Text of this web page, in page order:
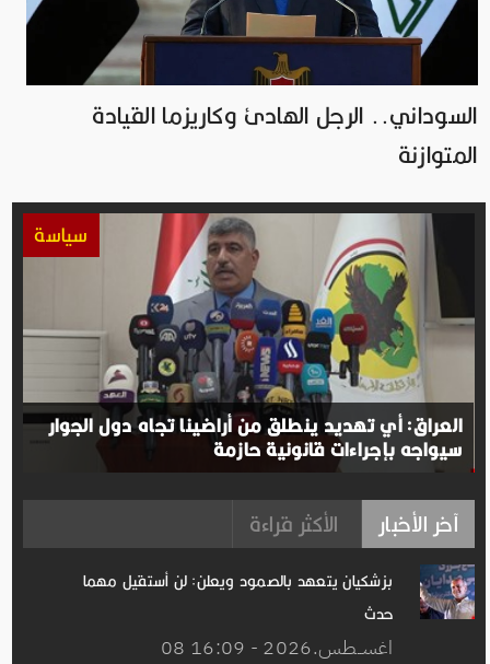
السوداني.. الرجل الهادئ وكاريزما القيادة
المتوازنة
سياسة
العراق: أي تهديد ينطلق من أراضينا تجاه دول الجوار
سيواجه بإجراءات قانونية حازمة
آخر الأخبار الأكثر قراءة
بزشكيان يتعهد بالصمود ويعلن: لن أستقيل مهما
حدث
08 اغســطس.2026 - 16:09